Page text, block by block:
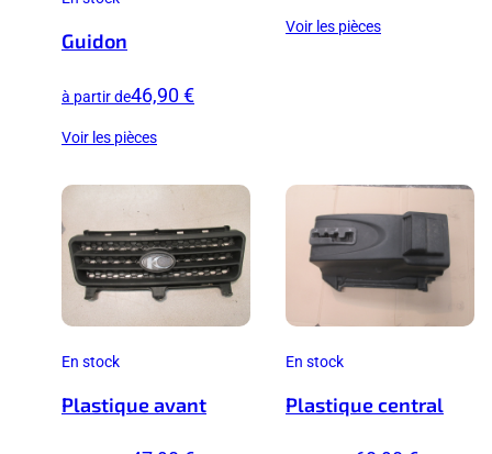
Guidon
à partir de46,90 €
Voir les pièces
Voir les pièces
En stock
Plastique avant
En stock
Plastique central